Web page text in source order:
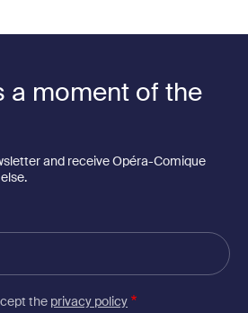
a moment of the
and receive Opéra-Comique
the privacy policy